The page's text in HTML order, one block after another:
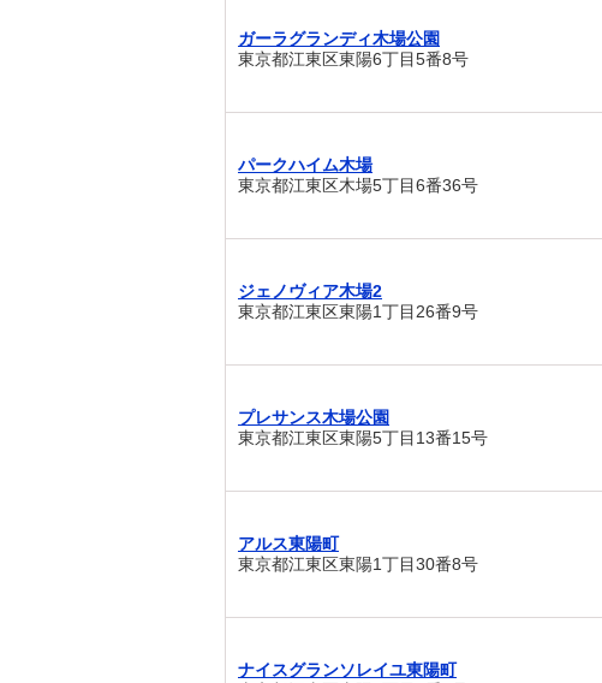
ガーラグランディ木場公園
東京都江東区東陽6丁目5番8号
パークハイム木場
東京都江東区木場5丁目6番36号
ジェノヴィア木場2
東京都江東区東陽1丁目26番9号
プレサンス木場公園
東京都江東区東陽5丁目13番15号
アルス東陽町
東京都江東区東陽1丁目30番8号
ナイスグランソレイユ東陽町